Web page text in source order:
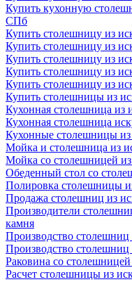
Купить кухонную
СПб
Купить столешницу из
Купить столешницу из
Купить столешницу из
Купить столешницу из
Купить столешницу из
Купить столешницы из
Кухонная столешница из
Кухонная столешница
Кухонные столешницы из
Мойка и столешница из
Мойка со столешницей
Обеденный стол со
Полировка столешницы
Продажа столешниц из
Производители
камня
Производство столешниц
Производство столешниц
Раковина со
Расчет столешницы из